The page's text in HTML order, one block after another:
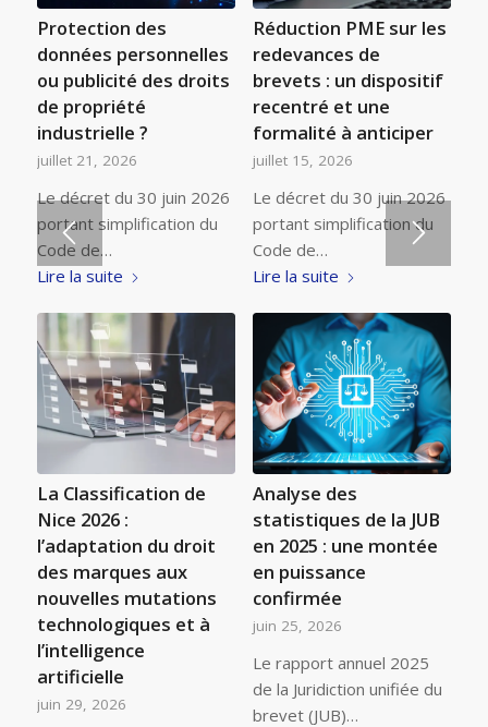
Protection des
données personnelles
ou publicité des droits
de propriété
industrielle ?
juillet 21, 2026
Le décret du 30 juin 2026
portant simplification du
Code de…
Lire la suite
Réduction PME sur les
redevances de
brevets : un dispositif
recentré et une
formalité à anticiper
juillet 15, 2026
Le décret du 30 juin 2026
portant simplification du
Code de…
Lire la suite
La Classification de
Nice 2026 :
l’adaptation du droit
des marques aux
nouvelles mutations
technologiques et à
l’intelligence
artificielle
juin 29, 2026
Analyse des
statistiques de la JUB
en 2025 : une montée
en puissance
confirmée
juin 25, 2026
Le rapport annuel 2025
de la Juridiction unifiée du
brevet (JUB)…